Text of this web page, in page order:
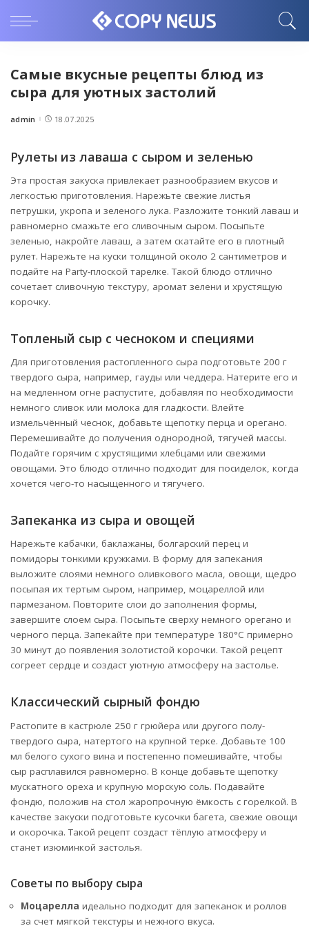
Самые вкусные рецепты блюд из
сыра для уютных застолий
Posted
admin 18.07.2025
Рулеты из лаваша с сыром и зеленью
Эта простая закуска привлекает разнообразием вкусов и
легкостью приготовления. Нарежьте свежие листья
петрушки, укропа и зеленого лука. Разложите тонкий лаваш и
равномерно смажьте его сливочным сыром. Посыпьте
зеленью, накройте лаваш, а затем скатайте его в плотный
рулет. Нарежьте на куски толщиной около 2 сантиметров и
подайте на Party-плоской тарелке. Такой блюдо отлично
сочетает сливочную текстуру, аромат зелени и хрустящую
корочку.
Топленый сыр с чесноком и специями
Для приготовления растопленного сыра подготовьте 200 г
твердого сыра, например, гауды или чеддера. Натерите его и
на медленном огне распустите, добавляя по необходимости
немного сливок или молока для гладкости. Влейте
измельчённый чеснок, добавьте щепотку перца и орегано.
Перемешивайте до получения однородной, тягучей массы.
Подайте горячим с хрустящими хлебцами или свежими
овощами. Это блюдо отлично подходит для посиделок, когда
хочется чего-то насыщенного и тягучего.
Запеканка из сыра и овощей
Нарежьте кабачки, баклажаны, болгарский перец и
помидоры тонкими кружками. В форму для запекания
выложите слоями немного оливкового масла, овощи, щедро
посыпая их тертым сыром, например, моцареллой или
пармезаном. Повторите слои до заполнения формы,
завершите слоем сыра. Посыпьте сверху немного орегано и
черного перца. Запекайте при температуре 180°C примерно
30 минут до появления золотистой корочки. Такой рецепт
согреет сердце и создаст уютную атмосферу на застолье.
Классический сырный фондю
Растопите в кастрюле 250 г грюйера или другого полу-
твердого сыра, натертого на крупной терке. Добавьте 100
мл белого сухого вина и постепенно помешивайте, чтобы
сыр расплавился равномерно. В конце добавьте щепотку
мускатного ореха и крупную морскую соль. Подавайте
фондю, положив на стол жаропрочную ёмкость с горелкой. В
качестве закуски подготовьте кусочки багета, свежие овощи
и окорочка. Такой рецепт создаст тёплую атмосферу и
станет изюминкой застолья.
Советы по выбору сыра
Моцарелла идеально подходит для запеканок и роллов
за счет мягкой текстуры и нежного вкуса.